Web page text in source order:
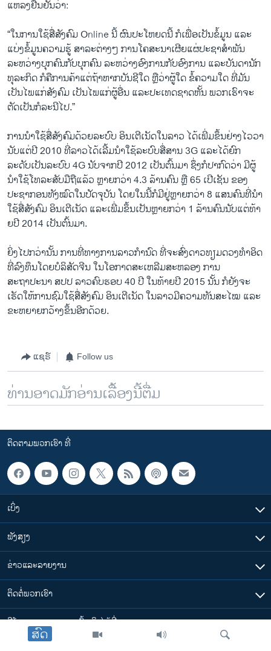
ສົດ
ແຫລ​ງຢືນຢັນ​ວ່າ:
“​ໃນ​ການ​ໃຊ້​ສື່​ສັງຄົມ Online ນີ້ ຜົນ​ປະ​ໂຫຍດນີ້ ກໍ​ເພື່ອ​ເປັນ​ຂໍ້​ມູນ ​ແລະ​
ແບ່ງ​ຂໍ້​ມູນ​ຄວາມ​ຮູ້ ສາລະ​ຕ່າງໆ​ ການ​ໂຄສະນາ​ເຜີຍ​ແຜ່​ປະຊາສຳພັນ
ລະຫວ່າງ​ບຸກຄົນ​ກັບ​ບຸ​ກຄົນ ລະຫວ່າງ​ອົງການກັບອົງການ ​ແລະ​ບັນດາ​ນັກ​
ທຸລະ​ກິດ ກໍ​ຄື​ການ​ຄ້າ​ແຕ່​ຖ້າ​ຫາກ​ບັນຊີ​ໃດ ຫຼື​ວ່າ​ຜູ້​ໃດ ຂໍ້ຄວາມໃດ ທີ່​ມັນ​
ເປັນ​ໄພ​ແກ່​ສັງຄົມ ​ເປັນ​ໄພ​ແກ່​ຜູ້ອື່ນ ​ແລະ​ປະ​ເທດ​ຊາດ​ຫັ້ນ ພວກ​ເຮົາ​ຈະ​
ຕັດ​ເປັນ​ກໍລະນີ​ໄປ.”
ການ​ນຳ​ໃຊ້​ສື່​ສັງຄົມ​ດ້ວຍ​ລະບົບ ອິນ​ເຕີ​ເນັດ​ໃນ​ລາວ ​ໄດ້ເພີ່ມ​ຂຶ້ນຢ່າງ​ໄວ​ວາ
ນັບ​ແຕ່​ປີ 2010 ທີ່​ລາວ​ໄດ້​ເລີ້ມ​ນຳ​ໃຊ້​ລະບົບ​ສື່ສານ 3G ​ແລະ​ໄດ້​ຍົກ​
ລະດັບ​ເປັນ​ລະບົບ 4G ນັບ​ຈາກ​ປີ 2012 ​ເປັນຕົ້ນມາ ຊຶ່ງ​ກໍ​ປາກົດ​ວ່າ ມີ​ຜູ້
ນຳ​ໃຊ້​ໂທລະສັບ​ມື​ຖື​ແລ້ວ ​ຫຼາຍ​ກວ່າ 4.3 ລ້ານ​ຄົນ ຫຼື 65 ​ເປີເຊັນ ຂອງ​
ປະຊາກອນ​ທັງ​ໝົດ​ໃນ​ປັດຈຸບັນ ​ໂດຍ​ໃນ​ນີ້​ກໍ​ມີ​ຢູ່​ຫຼາຍ​ກວ່າ 8 ​ແສນ​ຄົນ​ທີ່​ນຳ​
ໃຊ້​ສື່​ສັງຄົມ ອິນ​ເຕີ​ເນັດ ​ແລະ​ເພີ່ມ​ຂຶ້ນ​ເປັນ​ຫຼາຍ​ກວ່າ 1 ລ້ານ​ຄົນ​ນັບ​ແຕ່​ທ້າ​
ຍປີ 2014 ​ເປັນຕົ້ນມາ.
ຍິ່ງ​ໄປ​ກວ່າ​ນັ້ນ ການ​ທີ່​ທາງ​ການ​ລາວ​ກຳນົດ ທີ່​ຈະ​ສົ່ງ​ດາວ​ທຽມ​ດວງ​ທຳ​ອິດ​
ທີ່​ລົງທຶນ​ໂດຍ​ບໍລິສັດ​ຈີນ ​ໃນໂອກາດ​ສະ​ເຫລີມສະຫລອງ ການ​
ສະຖາປະນາ ສປປ ລາວ​ຄົບຮອບ 40 ປີ ​ໃນ​ທ້າຍ​ປີ 2015 ນັ້ນ ກໍ​ຍັງ​ຈະ​
ເຮັດ​ໃຫ້ການ​ຊົມ​ໃຊ້​ສື່​ສັງຄົມ ອິນ​ເຕີ​ເນັດ ​ໃນ​ລາວ​ມີ​ຄວາມ​ທັນ​ສະ​ໄໝ ​ແລະ
ຂະຫຍາຍ​ກວ້າງຂຶ້ນອີກ​ດ້ວຍ.
ແຊຣ໌ Follow us
ທ່ານອາດມັກອ່ານເລື້ອງນີ້ຕື່ມ
ຕິດຕາມພວກເຮົາ ທີ່
ເບິ່ງ
ຟັງສຽງ
ຂ່າວແລະລາຍງານ
ຕິດຕໍ່ພວກເຮົາ
ວີໂອເອລາວ ສາມາດ ເຂົ້າເຖິງໄດ້ທີ່